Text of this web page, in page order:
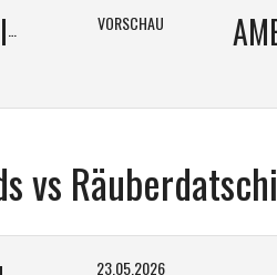
VORSCHAU
vs Räuberdatschi
23.05.2026